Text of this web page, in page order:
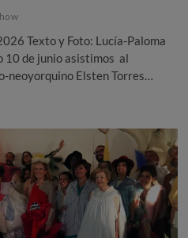
Texto y Foto: Lucía-Paloma
10 de junio asistimos al
neoyorquino Elsten Torres…